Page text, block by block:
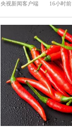
央视新闻客户端 16小时前